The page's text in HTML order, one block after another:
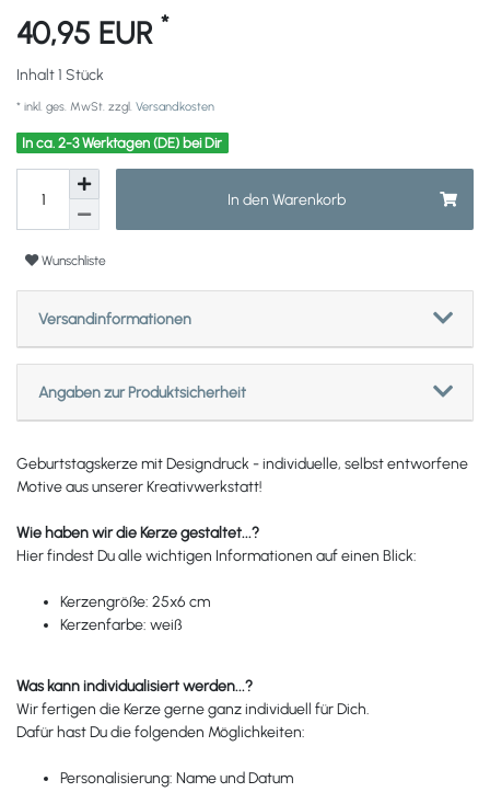
40,95 EUR *
Inhalt1 Stück
* inkl. ges. MwSt. zzgl. Versandkosten
In ca. 2-3 Werktagen (DE) bei Dir
In den Warenkorb
Wunschliste
Versandinformationen
Angaben zur Produktsicherheit
Geburtstagskerze mit Designdruck - individuelle, selbst entworfene
Motive aus unserer Kreativwerkstatt!
Wie haben wir die Kerze gestaltet...?
Hier findest Du alle wichtigen Informationen auf einen Blick:
Kerzengröße: 25x6 cm
Kerzenfarbe: weiß
Was kann individualisiert werden...?
Wir fertigen die Kerze gerne ganz individuell für Dich.
Dafür hast Du die folgenden Möglichkeiten:
Personalisierung: Name und Datum